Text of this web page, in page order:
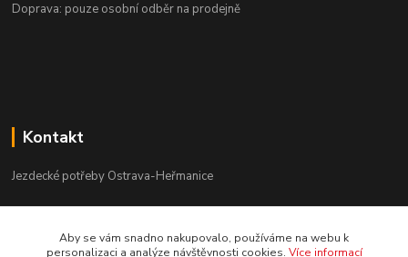
Doprava: pouze osobní odběr na prodejně
Kontakt
Jezdecké potřeby Ostrava-Heřmanice
Po-Pá 9:30 - 17:30
Aby se vám snadno nakupovalo, používáme na webu k
personalizaci a analýze návštěvnosti cookies. Více informací